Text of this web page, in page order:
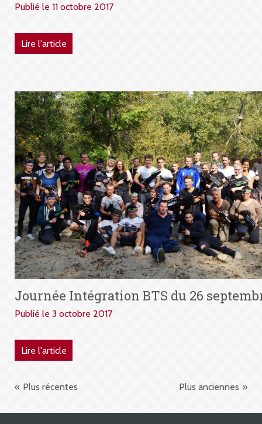
Publié le 11 octobre 2017
Lire l'article
Journée Intégration BTS du 26
Publié le 3 octobre 2017
Lire l'article
Plus récentes Plus anciennes